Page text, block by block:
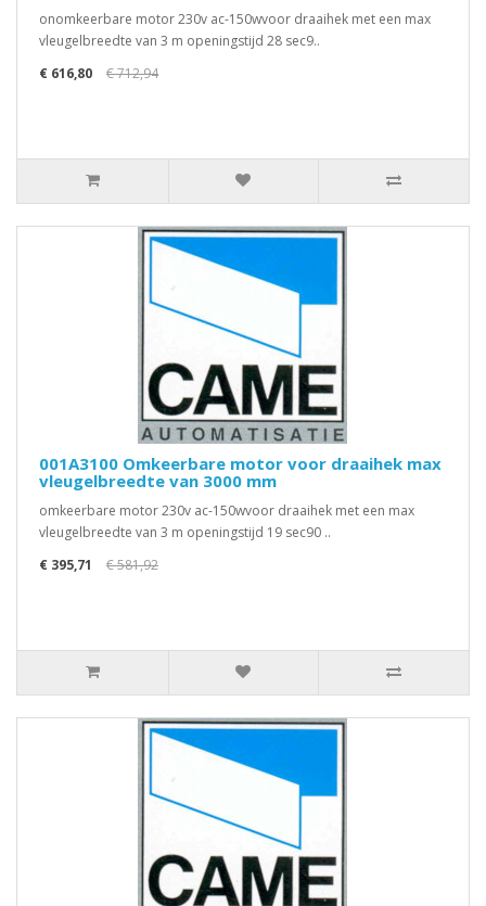
onomkeerbare motor 230v ac-150wvoor draaihek met een max
vleugelbreedte van 3 m openingstijd 28 sec9..
€ 616,80
€ 712,94
001A3100 Omkeerbare motor voor draaihek max
vleugelbreedte van 3000 mm
omkeerbare motor 230v ac-150wvoor draaihek met een max
vleugelbreedte van 3 m openingstijd 19 sec90 ..
€ 395,71
€ 581,92